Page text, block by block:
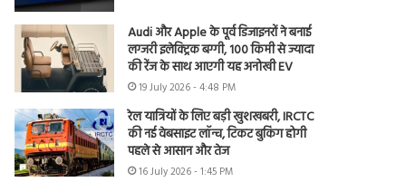
Audi और Apple के पूर्व डिजाइनरों ने बनाई
लग्जरी इलेक्ट्रिक बग्गी, 100 किमी से ज्यादा
की रेंज के साथ आएगी यह अनोखी EV
19 July 2026 - 4:48 PM
रेल यात्रियों के लिए बड़ी खुशखबरी, IRCTC
की नई वेबसाइट लॉन्च, टिकट बुकिंग होगी
पहले से आसान और तेज
16 July 2026 - 1:45 PM